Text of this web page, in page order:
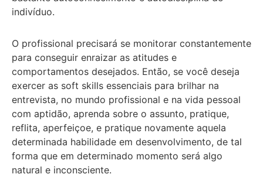
indivíduo.
O profissional precisará se monitorar constantemente
para conseguir enraizar as atitudes e
comportamentos desejados. Então, se você deseja
exercer as soft skills essenciais para brilhar na
entrevista, no mundo profissional e na vida pessoal
com aptidão, aprenda sobre o assunto, pratique,
reflita, aperfeiçoe, e pratique novamente aquela
determinada habilidade em desenvolvimento, de tal
forma que em determinado momento será algo
natural e inconsciente.